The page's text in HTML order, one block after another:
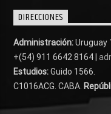
DIRECCIONES
Administración:Uruguay
+(54) 911 6642 8164 |
Estudios:Guido 1566.
C1016ACG . CABA.